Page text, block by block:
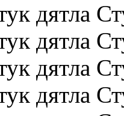
дятла
дятла
дятла
дятла